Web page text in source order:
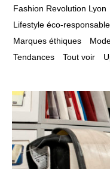
Fashion Revolution Lyon
Lifestyle éco-responsable
Marques éthiques
Tendances
Tout voir